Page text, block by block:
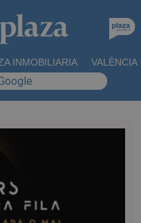
INMOBILIARIA VALÈNCIA